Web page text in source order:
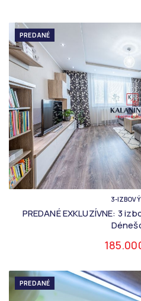
PREDANÉ
3-
PREDANÉ EXKLUZÍVNE: 3
PREDANÉ